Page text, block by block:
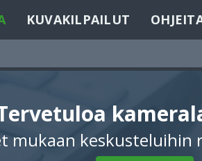
KUVAKILPAILUT
mukaan keskusteluihin